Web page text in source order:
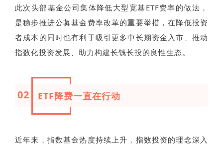
此次头部基金公司集体降低大型宽基ETF费率的做法，
是稳步推进公募基金费率改革的重要举措，在降低投资
者成本的同时也有利于吸引更多中长期资金入市、推动
指数化投资发展、助力构建长钱长投的良性生态。
02 ETF降费一直在行动
近年来，指数基金热度持续上升，指数投资的理念深入